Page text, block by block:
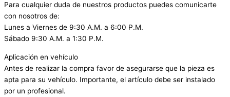
Para cualquier duda de nuestros productos puedes comunicarte
con nosotros de:
Lunes a Viernes de 9:30 A.M. a 6:00 P.M.
Sábado 9:30 A.M. a 1:30 P.M.
Aplicación en vehículo
Antes de realizar la compra favor de asegurarse que la pieza es
apta para su vehículo. Importante, el artículo debe ser instalado
por un profesional.